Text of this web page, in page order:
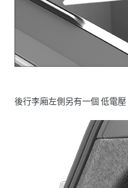
後行李廂左側另有一個 低電壓